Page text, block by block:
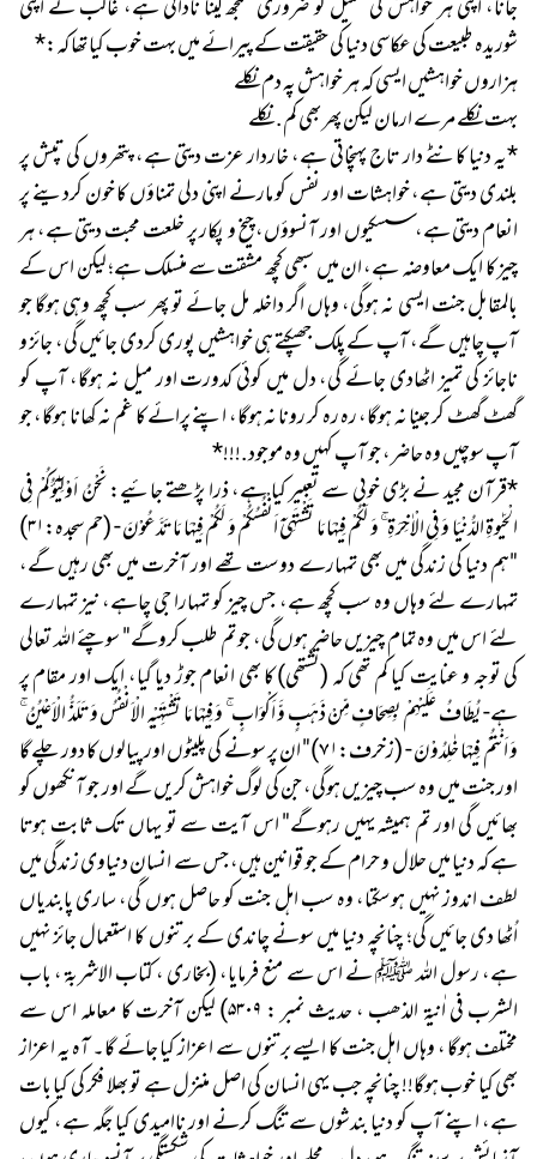
شوریدہ طبیعت کی عکاسی دنیا کی حقیقت کے پیرائے میں بہت خوب کیا تھا کہ:*
ہزاروں خواہشیں ایسی کہ ہر خواہش پہ دم نکلے
بہت نکلے مرے ارمان لیکن پھر بھی کم. نکلے
*یہ دنیا کانٹے دار تاج پہنچاتی ہے، خاردار عزت دیتی ہے، پتھروں کی تپش پر
بلندی دیتی ہے، خواہشات اور نفس کو مارنے اپنی دلی تمناؤں کا خون کردینے پر
انعام دیتی ہے، سسکیوں اور آنسوؤں، چیخ و پکار پر خلعت محبت دیتی ہے، ہر
چیز کا ایک معاوضہ ہے، ان میں سبھی کچھ مشقت سے منسلک ہے؛ لیکن اس کے
بالمقابل جنت ایسی نہ ہوگی، وہاں اگر داخلہ مل جائے تو پھر سب کچھ وہی ہوگا جو
آپ چاہیں گے، آپ کے پلک جھپکتے ہی خواہشیں پوری کردی جائیں گی، جائز و
ناجائز کی تمیز اٹھادی جائے گی، دل میں کوئی کدورت اور میل نہ ہوگا، آپ کو
گھٹ گھٹ کر جینا نہ ہوگا، رہ رہ کر رونا نہ ہوگا، اپنے پرائے کا غم نہ کھانا ہوگا، جو
آپ سوچیں وہ حاضر، جو آپ کہیں وہ موجود.!!!*
*قرآن مجید نے بڑی خوبی سے تعبیر کیا ہے، ذرا پڑھتے جائیے: نَحْنُ اَوْلِیٰٓؤُکُمْ فِی
الْحَیٰوۃِ الدُّنْیَا وَ فِی الْاٰخِرَۃِ ۚ وَ لَکُمْ فِیْہَا مَا تَشْتَہِیْۤ اَنْفُسُکُمْ وَ لَکُمْ فِیْہَا مَا تَدَّعُوْنَ - (حم سجدہ:٣١)
"ہم دنیا کی زندگی میں بھی تمہارے دوست تھے اور آخرت میں بھی رہیں گے،
تمہارے لئے وہاں وہ سب کچھ ہے، جس چیز کو تمہارا جی چاہے، نیز تمہارے
لئے اس میں وہ تمام چیزیں حاضر ہوں گی، جو تم طلب کروگے" سوچئے اللہ تعالی
کی توجہ و عنایت کیا کم تھی کہ (تشتھی) کا بھی انعام جوڑ دیا گیا، ایک اور مقام پر
ہے- یُطَافُ عَلَیْہِمْ بِصِحَافٍ مِّنْ ذَہَبٍ وَّ اَکْوَابٍ ۚ وَ فِیْہَا مَا تَشْتَہِیْہِ الْاَنْفُسُ وَ تَلَذُّ الْاَعْیُنُ ۚ
وَ اَنْتُمْ فِیْہَا خٰلِدُوْنَ - (زخرف:٧١)" ان پر سونے کی پلیٹوں اور پیالوں کا دور چلے گا
اور جنت میں وہ سب چیزیں ہوگی، جن کی لوگ خواہش کریں گے اور جو آنکھوں کو
بھائیں گی اور تم ہمیشہ یہیں رہوگے" اس آیت سے تو یہاں تک ثابت ہوتا
ہے کہ دنیا میں حلال و حرام کے جو قوانین ہیں، جس سے انسان دنیاوی زندگی میں
لطف اندوز نہیں ہوسکتا، وہ سب اہل جنت کو حاصل ہوں گی، ساری پابندیاں
اُٹھا دی جائیں گی؛ چنانچہ دنیا میں سونے چاندی کے برتنوں کا استعمال جائز نہیں
ہے، رسول اللہ ﷺ نے اس سے منع فرمایا، (بخاری ، کتاب الاشربۃ ، باب
الشرب فی اٰنیۃ الذھب ، حدیث نمبر : ۵۳۰۹) لیکن آخرت کا معاملہ اس سے
مختلف ہوگا ، وہاں اہل جنت کا ایسے برتنوں سے اعزاز کیا جائے گا۔ آہ یہ اعزاز
بھی کیا خوب ہوگا!! چنانچہ جب یہی انسان کی اصل مننزل ہے تو بھلا فکر کی کیا بات
ہے، اپنے آپ کو دنیا بندشوں سے تنگ کرنے اور ناامیدی کیا جگہ ہے، کیوں